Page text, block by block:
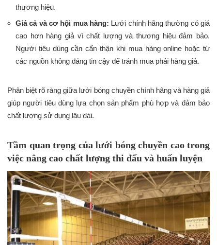
thương hiệu.
Giá cả và cơ hội mua hàng: Lưới chính hãng thường có giá
cao hơn hàng giả vì chất lượng và thương hiệu đảm bảo.
Người tiêu dùng cần cẩn thận khi mua hàng online hoặc từ
các nguồn không đáng tin cậy để tránh mua phải hàng giả.
Phân biệt rõ ràng giữa lưới bóng chuyền chính hãng và hàng giả
giúp người tiêu dùng lựa chọn sản phẩm phù hợp và đảm bảo
chất lượng sử dụng lâu dài.
Tầm quan trọng của lưới bóng chuyền cao trong
việc nâng cao chất lượng thi đấu và huấn luyện